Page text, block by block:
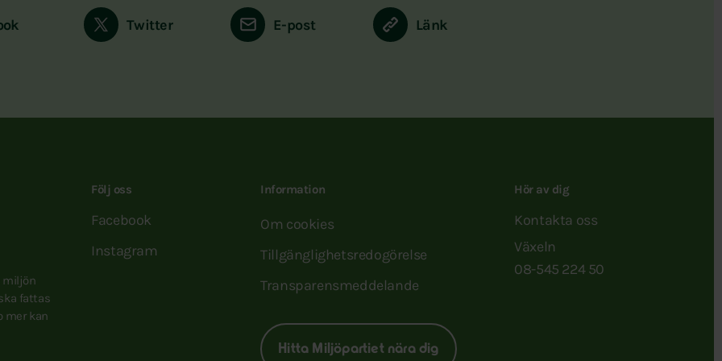
Twitter E-post Länk
miljön
fattas
mer kan
Följ oss
Facebook
Instagram
Information
Om cookies
Tillgänglighetsredogörelse
Transparensmeddelande
Hitta Miljöpartiet nära dig
Hör av dig
Kontakta oss
Växeln
08-545 224 50